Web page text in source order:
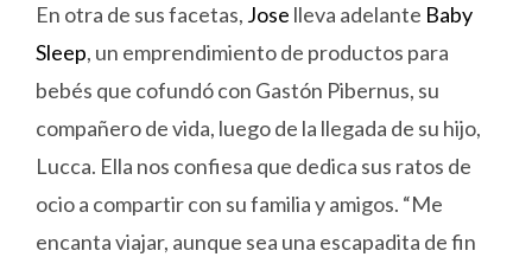
En otra de sus facetas, Jose lleva adelante Baby
Sleep, un emprendimiento de productos para
bebés que cofundó con Gastón Pibernus, su
compañero de vida, luego de la llegada de su hijo,
Lucca. Ella nos confiesa que dedica sus ratos de
ocio a compartir con su familia y amigos. “Me
encanta viajar, aunque sea una escapadita de fin